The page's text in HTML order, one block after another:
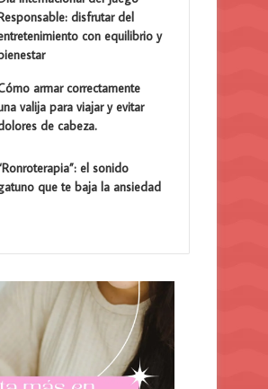
disfrutar del
con equilibrio y
armar correctamente
valija para viajar y evitar
de cabeza.
el sonido
que te baja la ansiedad